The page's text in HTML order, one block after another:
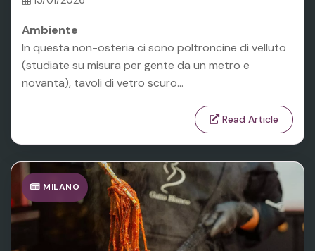
Ambiente
In questa non-osteria ci sono poltroncine di velluto
(studiate su misura per gente da un metro e
novanta), tavoli di vetro scuro...
Read Article
MILANO